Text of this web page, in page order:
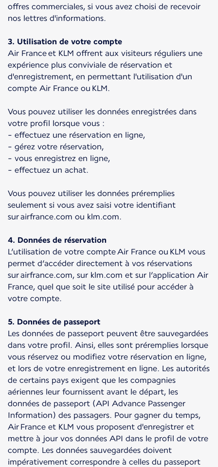
offres commerciales, si vous avez choisi de recevoir
nos lettres d'informations.
3. Utilisation de votre compte
Air France et KLM offrent aux visiteurs réguliers une
expérience plus conviviale de réservation et
d'enregistrement, en permettant l'utilisation d'un
compte Air France ou KLM.
Vous pouvez utiliser les données enregistrées dans
votre profil lorsque vous :
- effectuez une réservation en ligne,
- gérez votre réservation,
- vous enregistrez en ligne,
- effectuez un achat.
Vous pouvez utiliser les données préremplies
seulement si vous avez saisi votre identifiant
sur airfrance.com ou klm.com.
4. Données de réservation
L’utilisation de votre compte Air France ou KLM vous
permet d’accéder directement à vos réservations
sur airfrance.com, sur klm.com et sur l’application Air
France, quel que soit le site utilisé pour accéder à
votre compte.
5. Données de passeport
Les données de passeport peuvent être sauvegardées
dans votre profil. Ainsi, elles sont préremplies lorsque
vous réservez ou modifiez votre réservation en ligne,
et lors de votre enregistrement en ligne. Les autorités
de certains pays exigent que les compagnies
aériennes leur fournissent avant le départ, les
données de passeport (API Advance Passenger
Information) des passagers. Pour gagner du temps,
Air France et KLM vous proposent d'enregistrer et
mettre à jour vos données API dans le profil de votre
compte. Les données sauvegardées doivent
impérativement correspondre à celles du passeport